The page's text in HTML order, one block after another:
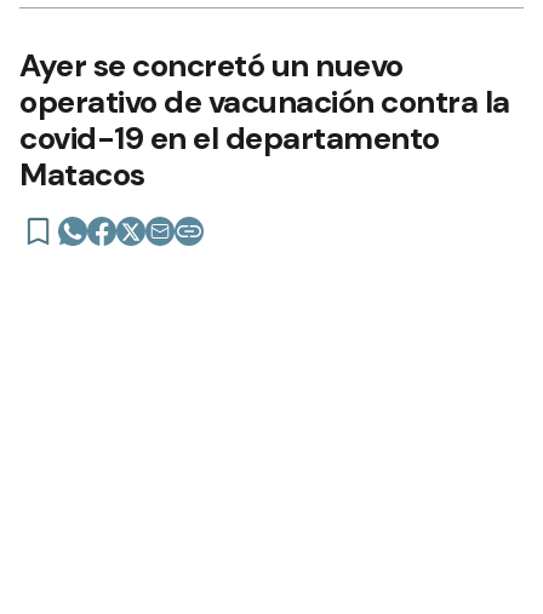
Ayer se concretó un nuevo
operativo de vacunación contra la
covid-19 en el departamento
Matacos